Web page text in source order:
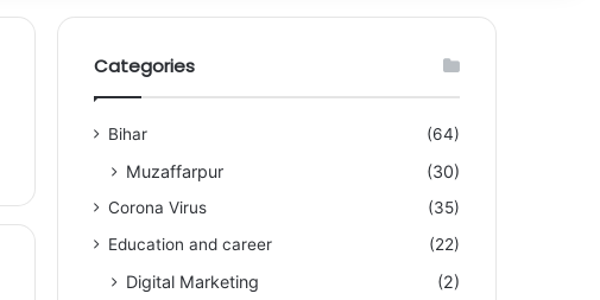
Categories
Bihar (64)
Muzaffarpur (30)
Corona Virus
(35)
Education and career
(22)
Digital Marketing (2)